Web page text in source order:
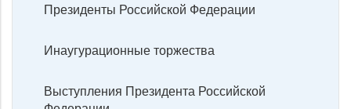
Президенты Российской Федерации
Инаугурационные торжества
Выступления Президента Российской